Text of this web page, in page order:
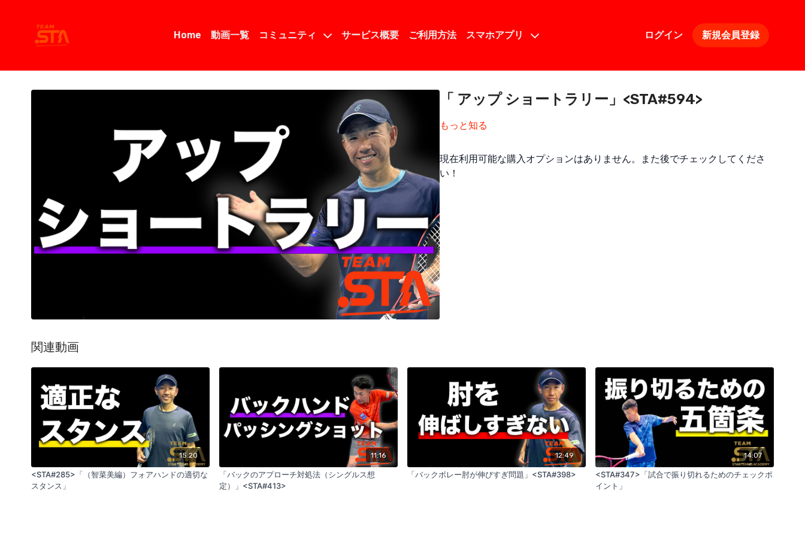
Home 動画一覧 コミュニティ サービス概要 ご利用方法 スマホアプリ ログイン 新規会員登録
「 アップ ショートラリー」<STA#594>
もっと知る
現在利用可能な購入オプションはありません。また後でチェックしてくださ
い！
関連動画
15:20
<STA#285>「（智菜美編）フォアハンドの適切な
スタンス」
11:16
「バックのアプローチ対処法（シングルス想
定）」<STA#413>
12:49
「バックボレー肘が伸びすぎ問題」<STA#398>
14:07
<STA#347>「試合で振り切れるためのチェックポ
イント」